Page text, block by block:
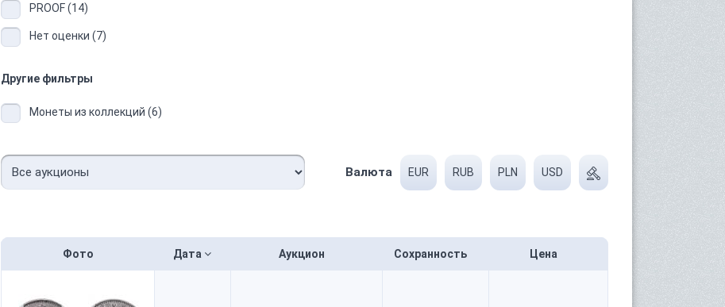
PROOF (14)
Нет оценки (7)
Другие фильтры
Монеты из коллекций (6)
Валюта EUR RUB PLN USD
Фото Дата Аукцион Сохранность Цена